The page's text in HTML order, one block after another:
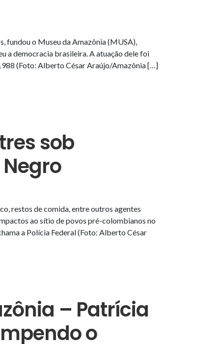
fundou o Museu da Amazônia (MUSA),
a democracia brasileira. A atuação dele foi
(Foto: Alberto César Araújo/Amazônia […]
sob
restos de comida, entre outros agentes
ao sítio de povos pré-colombianos no
a Polícia Federal (Foto: Alberto César
– Patrícia
o